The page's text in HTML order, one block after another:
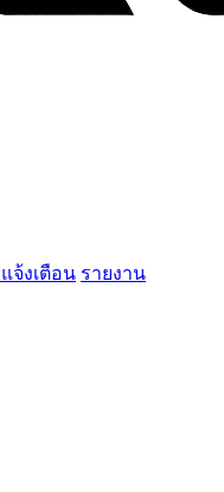
จ้งเตือน รายงาน